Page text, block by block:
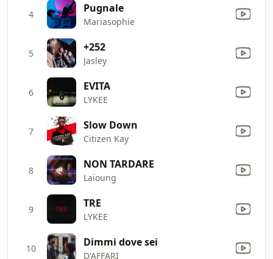
4 Pugnale
Mariasophie
5 +252
Jasley
6 EVITA
LYKEE
7 Slow Down
Citizen Kay
8 NON TARDARE
Laïoung
9 TRE
LYKEE
10 Dimmi dove sei
D'AFFARI